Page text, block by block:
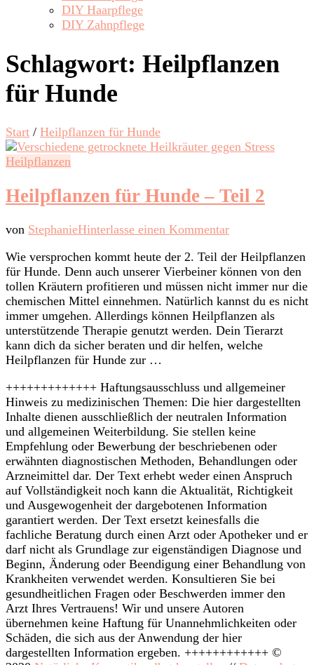
DIY Haarpflege
DIY Zahnpflege
Schlagwort: Heilpflanzen
für Hunde
Start / Heilpflanzen für Hunde
Heilpflanzen
Heilpflanzen für Hunde – Teil 2
von StephanieHinterlasse einen Kommentarzu
für
Hunde
–
Teil
2
Wie versprochen kommt heute der 2. Teil der Heilpflanzen
für Hunde. Denn auch unserer Vierbeiner können von den
tollen Kräutern profitieren und müssen nicht immer nur die
chemischen Mittel einnehmen. Natürlich kannst du es nicht
immer umgehen. Allerdings können Heilpflanzen als
unterstützende Therapie genutzt werden. Dein Tierarzt
kann dich da sicher beraten und dir helfen, welche
Heilpflanzen für Hunde zur …
+++++++++++++ Haftungsausschluss und allgemeiner
Hinweis zu medizinischen Themen: Die hier dargestellten
Inhalte dienen ausschließlich der neutralen Information
und allgemeinen Weiterbildung. Sie stellen keine
Empfehlung oder Bewerbung der beschriebenen oder
erwähnten diagnostischen Methoden, Behandlungen oder
Arzneimittel dar. Der Text erhebt weder einen Anspruch
auf Vollständigkeit noch kann die Aktualität, Richtigkeit
und Ausgewogenheit der dargebotenen Information
garantiert werden. Der Text ersetzt keinesfalls die
fachliche Beratung durch einen Arzt oder Apotheker und er
darf nicht als Grundlage zur eigenständigen Diagnose und
Beginn, Änderung oder Beendigung einer Behandlung von
Krankheiten verwendet werden. Konsultieren Sie bei
gesundheitlichen Fragen oder Beschwerden immer den
Arzt Ihres Vertrauens! Wir und unsere Autoren
übernehmen keine Haftung für Unannehmlichkeiten oder
Schäden, die sich aus der Anwendung der hier
dargestellten Information ergeben. ++++++++++++ ©